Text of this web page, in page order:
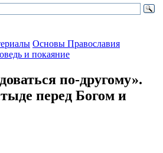
Основы Православия
и покаяние
по-другому».
перед Богом и